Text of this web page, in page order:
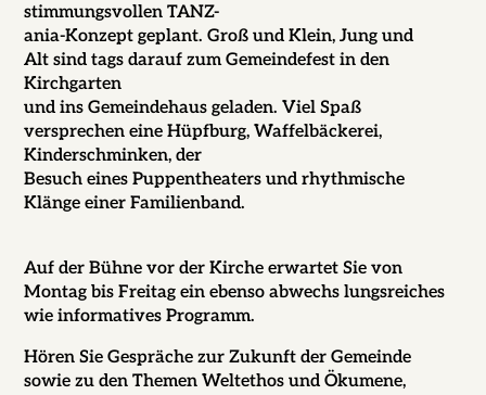
stimmungsvollen TANZ-
ania-Konzept geplant. Groß und Klein, Jung und
Alt sind tags darauf zum Gemeindefest in den
Kirchgarten
und ins Gemeindehaus geladen. Viel Spaß
versprechen eine Hüpfburg, Waffelbäckerei,
Kinderschminken, der
Besuch eines Puppentheaters und rhythmische
Klänge einer Familienband.
Auf der Bühne vor der Kirche erwartet Sie von
Montag bis Freitag ein ebenso abwechs lungsreiches
wie informatives Programm.
Hören Sie Gespräche zur Zukunft der Gemeinde
sowie zu den Themen Weltethos und Ökumene,